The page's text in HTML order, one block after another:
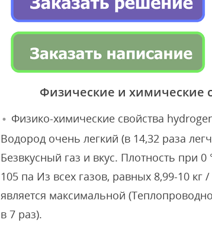
Физические и химические
Физико-химические свойства
Водород очень легкий (в 14,32 раза
Безвкусный газ и вкус. Плотность при
105 па Из всех газов, равных 8,99-10 кг
является максимальной
в 7 раз).